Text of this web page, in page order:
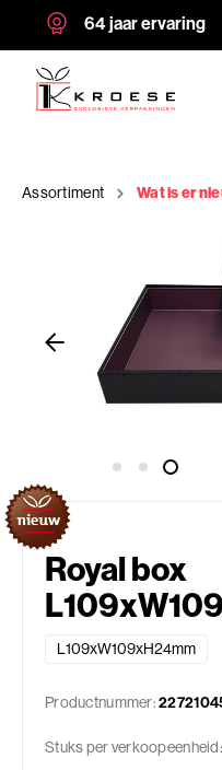
64 jaar ervaring
Assortiment Wat is er
Royal box
L109xW109xH24mm
Productnummer:
Stuks per verkoopeenheid: